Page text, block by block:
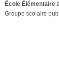
École Élémentaire
Groupe scolaire